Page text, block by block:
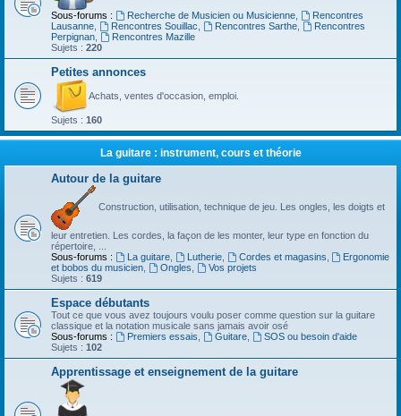
Sous-forums : Recherche de Musicien ou Musicienne,
Rencontres
Lausanne
Rencontres Souillac Rencontres Sarthe,
Rencontres
Perpignan
Rencontres Mazille
Sujets : 220
Petites annonces
Achats, ventes d'occasion, emploi.
Sujets : 160
La guitare : instrument, cours et théorie
Autour de la guitare
Construction, utilisation, technique de jeu. Les ongles, les doigts et
leur entretien. Les cordes, la façon de les monter, leur type en fonction du
répertoire, ...
Sous-forums :
La guitare, Lutherie, Cordes et magasins
Ergonomie
et bobos du musicien
Ongles
Vos projets
Sujets : 619
Espace débutants
Tout ce que vous avez toujours voulu poser comme question sur la guitare
classique et la notation musicale sans jamais avoir osé
Sous-forums :
Premiers essais Guitare,
SOS ou besoin d'aide
Sujets : 102
Apprentissage et enseignement de la guitare